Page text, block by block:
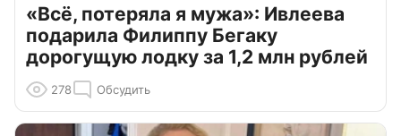
«Всё, потеряла я мужа»: Ивлеева
подарила Филиппу Бегаку
дорогущую лодку за 1,2 млн рублей
278 Обсудить